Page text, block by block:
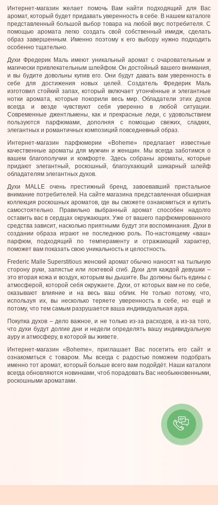
Интернет-магазин желает помочь Вам найти подходящий для Вас
аромат, который будет придавать уверенность в себе. В нашем каталоге
представленный большой выбор товара на любой вкус потребителя. С
помощью аромата легко создать свой собственный имидж, сделать
образ завершенным. Именно поэтому к его выбору нужно подходить
особенно тщательно.
Духи Фредерик Маль имеют уникальный аромат с очаровательным и
магически привлекательным шлейфом. Он достойный вашего внимания,
и вы будите довольны купив его. Они будут давать вам уверенность в
себе для достижения новых целей. Создатель Фредерик Маль
изготовил стойкий запах, который включает утончённые и элегантные
нотки аромата, которые покорили весь мир. Обладатели этих духов
всегда и везде чувствуют себя уверенно в любой ситуации.
Современные джентльмены, как и прекрасные леди, с удовольствием
пользуются парфюмами, дополняя с помощью свежих, сладких,
элегантных и романтичных композиций повседневный образ.
Интернет-магазин парфюмерии «Boheme» предлагает известные
качественные ароматы для мужчин и женщин. Мы всегда заботимся о
вашем благополучии и комфорте. Здесь собраны ароматы, которые
придают элегантный, роскошный, благоухающий шикарный шлейф
обладателям элегантных духов.
Духи MALLE очень престижный бренд, завоевавший пристальное
внимание потребителей. На сайте магазина представленная обширная
коллекция роскошных ароматов, где вы сможете ознакомиться и купить
самостоятельно. Правильно выбранный аромат способен надолго
оставить вас в сердцах окружающих. Уже от вашего парфюмированного
средства зависит, насколько приятными будут эти воспоминания. Духи в
создании образа играют не последнюю роль. По-настоящему «ваш»
парфюм, подходящий по темпераменту и отражающий характер,
поможет вам показать свою уникальность и целостность.
Frederic Malle Superstitious женский аромат обычно наносят на тыльную
сторону руки, запястье или локтевой сгиб. Духи для каждой девушки –
это вторая кожа и воздух, которым вы дышите. Вы должны быть едины с
атмосферой, которой себя окружаете. Духи, от которых вам не по себе,
оказывают влияние и на весь ваш облик. Не только потому, что,
используя их, вы несколько теряете уверенность в себе, но ещё и
потому, что тем самым разрушается ваша индивидуальная аура.
Покупка духов – дело важное, и не только из-за расходов, а из-за того,
что духи будут долгие дни и недели определять вашу индивидуальную
ауру и атмосферу, в которой вы живете.
Интернет-магазин «Boheme», приглашает Вас посетить его сайт и
ознакомиться с товаром. Мы всегда с радостью поможем подобрать
именно тот аромат, который больше всего вам подойдёт. Наши каталоги
всегда обновляются новинками, чтоб порадовать Вас необыкновенными,
роскошными ароматами.